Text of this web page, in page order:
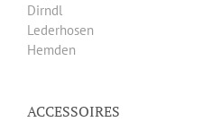
Dirndl
Lederhosen
Hemden
ACCESSOIRES